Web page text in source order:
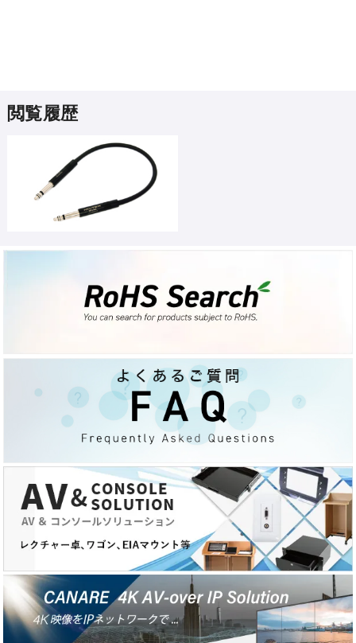
閲覧履歴ウォッチリスト